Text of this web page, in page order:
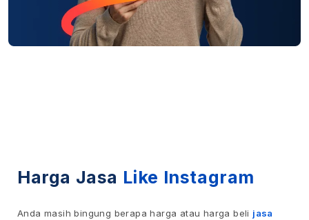
Harga Jasa Like Instagram
Anda masih bingung berapa harga atau harga beli jasa